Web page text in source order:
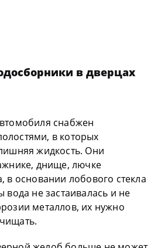
в дверцах
снабжен
в которых
жидкость. Они
днище, лючке
в основании лобового стекла
вода не застаивалась и не
металлов, их нужно